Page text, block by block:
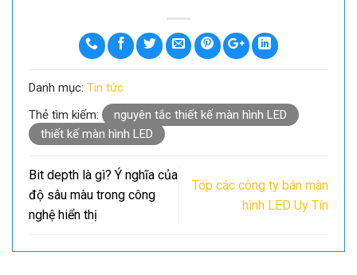
Danh mục: Tin tức
Thẻ tìm kiếm:
nguyên tắc thiết kế màn hình LED
thiết kế màn hình LED
Bit depth là gì? Ý nghĩa của
độ sâu màu trong công
nghệ hiển thị
Top các công ty bán màn
hình LED Uy Tín